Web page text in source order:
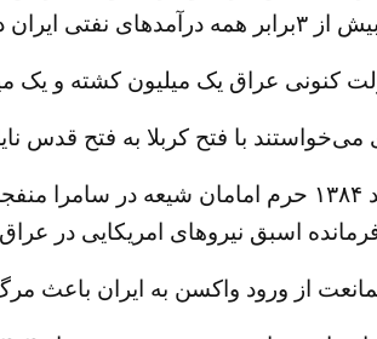
کنونی عراق یک میلیون کشته و یک
با فتح کربلا به فتح قدس
به فرمان خامنه ای در سوم اسفند ۱۳۸۴
اسبق نیروهای امریکایی در عراق